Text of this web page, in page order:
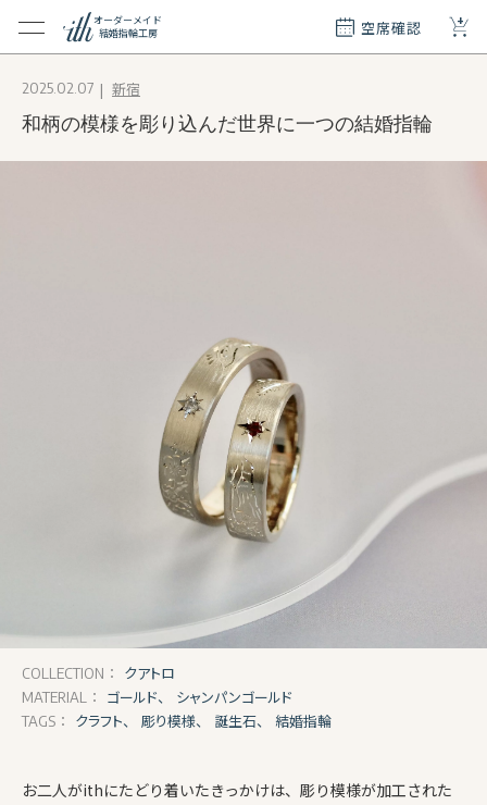
オーダーメイド
結婚指輪工房
空席確認 +
メイド
2025.02.07 新宿
和柄の模様を彫り込んだ世界に一つの結婚指輪
COLLECTION： クアトロ
MATERIAL： ゴールド、 シャンパンゴールド
TAGS： クラフト、 彫り模様、 誕生石、 結婚指輪
お二人がithにたどり着いたきっかけは、彫り模様が加工された